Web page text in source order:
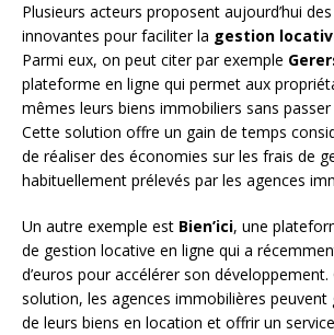
Plusieurs acteurs proposent aujourd’hui
innovantes pour faciliter la gestion
Parmi eux, on peut citer par exemple
plateforme en ligne qui permet aux
mêmes leurs biens immobiliers sans
Cette solution offre un gain de temps
de réaliser des économies sur les frais de
habituellement prélevés par les agences
Un autre exemple est Bien’ici, une
de gestion locative en ligne qui a
d’euros pour accélérer son
solution, les agences immobilières peuvent
de leurs biens en location et offrir un